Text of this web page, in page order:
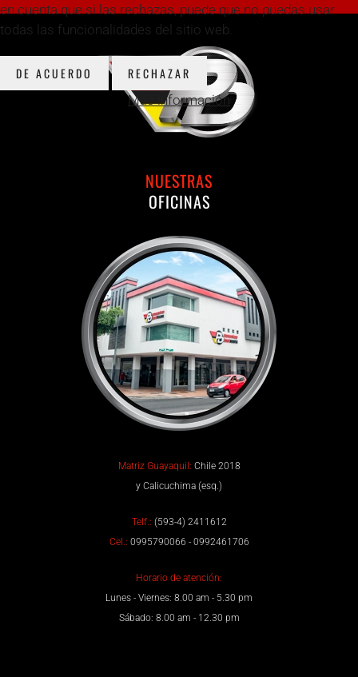
NUESTRAS
OFICINAS
Matriz Guayaquil: Chile 2018
y Calicuchima (esq.)
Telf.: (593-4) 2411612
Cel.: 0995790066 - 0992461706
Horario de atención:
Lunes - Viernes: 8.00 am - 5.30 pm
Sábado: 8.00 am - 12.30 pm
en cuenta que si las rechazas, puede que no puedas usar
todas las funcionalidades del sitio web.
DE ACUERDO RECHAZAR
Más información